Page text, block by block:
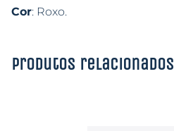
Cor: Roxo.
Produtos relacionados